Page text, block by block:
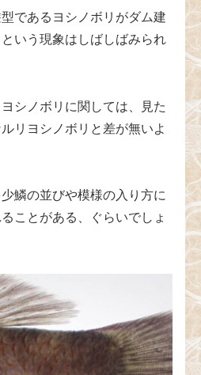
であるヨシノボリがダム建
いう現象はしばしばみられ
シノボリに関しては、見た
リヨシノボリと差が無いよ
鱗の並びや模様の入り方に
ことがある、ぐらいでしょ